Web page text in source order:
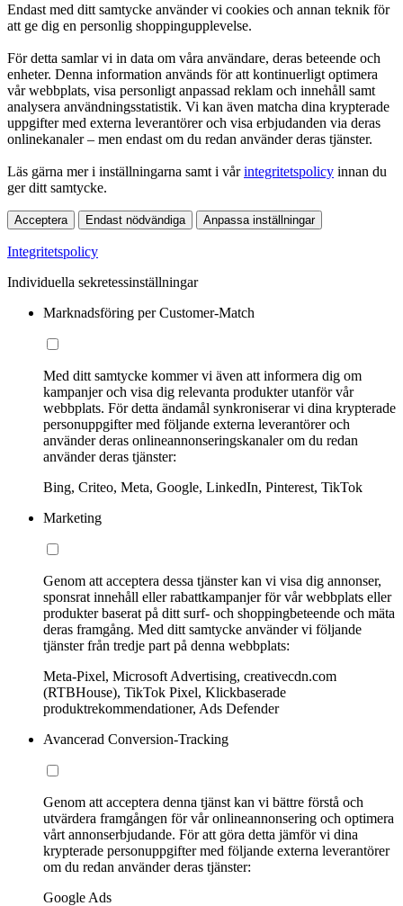
Endast med ditt samtycke använder vi cookies och annan teknik för
att ge dig en personlig shoppingupplevelse.
För detta samlar vi in data om våra användare, deras beteende och
enheter. Denna information används för att kontinuerligt optimera
vår webbplats, visa personligt anpassad reklam och innehåll samt
analysera användningsstatistik. Vi kan även matcha dina krypterade
uppgifter med externa leverantörer och visa erbjudanden via deras
onlinekanaler – men endast om du redan använder deras tjänster.
Läs gärna mer i inställningarna samt i vårintegritetspolicy innan du
ger ditt samtycke.
Acceptera Endast nödvändiga Anpassa inställningar
Integritetspolicy
Individuella sekretessinställningar
Marknadsföring per Customer-Match
Med ditt samtycke kommer vi även att informera dig om
kampanjer och visa dig relevanta produkter utanför vår
webbplats. För detta ändamål synkroniserar vi dina krypterade
personuppgifter med följande externa leverantörer och
använder deras onlineannonseringskanaler om du redan
använder deras tjänster:
Bing, Criteo, Meta, Google, LinkedIn, Pinterest, TikTok
Marketing
Genom att acceptera dessa tjänster kan vi visa dig annonser,
sponsrat innehåll eller rabattkampanjer för vår webbplats eller
produkter baserat på ditt surf- och shoppingbeteende och mäta
deras framgång. Med ditt samtycke använder vi följande
tjänster från tredje part på denna webbplats:
Meta-Pixel, Microsoft Advertising, creativecdn.com
(RTBHouse), TikTok Pixel, Klickbaserade
produktrekommendationer, Ads Defender
Avancerad Conversion-Tracking
Genom att acceptera denna tjänst kan vi bättre förstå och
utvärdera framgången för vår onlineannonsering och optimera
vårt annonserbjudande. För att göra detta jämför vi dina
krypterade personuppgifter med följande externa leverantörer
om du redan använder deras tjänster:
Google Ads